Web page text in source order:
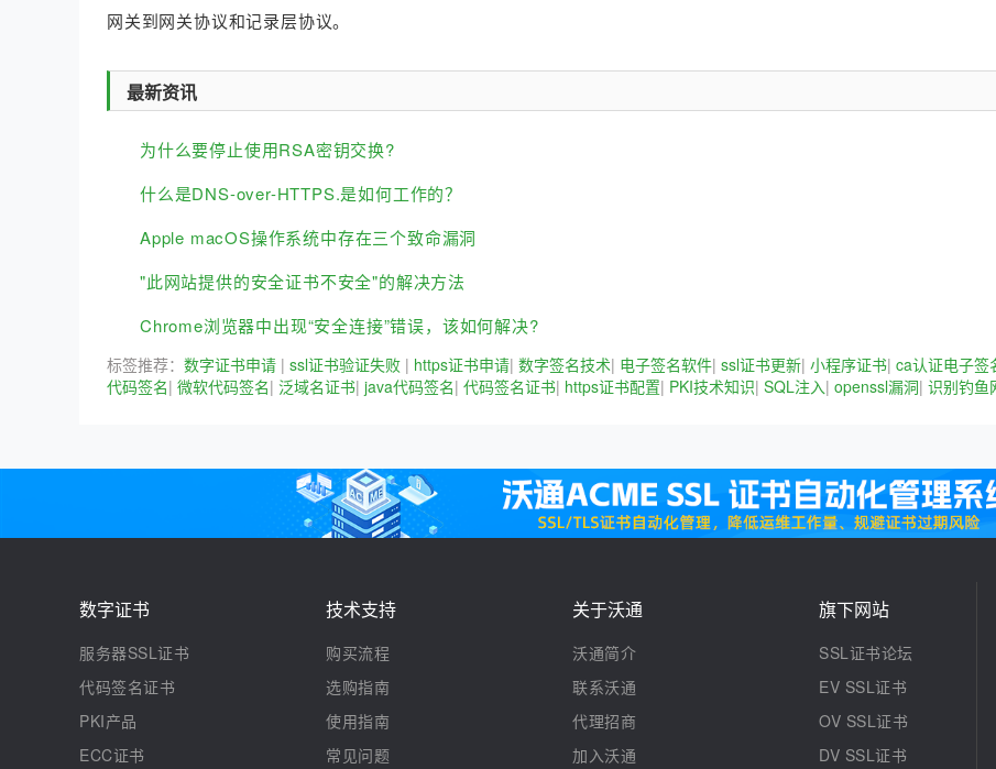
网关到网关协议和记录层协议。
最新资讯
为什么要停止使用RSA密钥交换?
什么是DNS-over-HTTPS.是如何工作的？
Apple macOS操作系统中存在三个致命漏洞
"此网站提供的安全证书不安全"的解决方法
Chrome浏览器中出现“安全连接”错误，该如何解决?
标签推荐： 数字证书申请 | ssl证书验证失败 | https证书申请| 数字签名技术| 电子签名软件| ssl证书更新| 小程序证书| ca认证电子签
代码签名| 微软代码签名| 泛域名证书| java代码签名| 代码签名证书| https证书配置| PKI技术知识| SQL注入| openssl漏洞| 识别钓鱼
数字证书
服务器SSL证书
代码签名证书
PKI产品
ECC证书
技术支持
购买流程
选购指南
使用指南
常见问题
关于沃通
沃通简介
联系沃通
代理招商
加入沃通
旗下网站
SSL证书论坛
EV SSL证书
OV SSL证书
DV SSL证书